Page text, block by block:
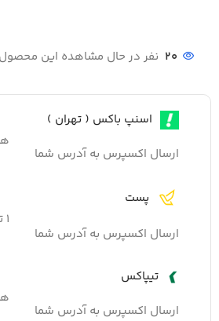
20 نفر در حال مشاهده این
اسنپ باکس ( تهران )
ارسال اکسپرس به آدرس شما
پست
ارسال اکسپرس به آدرس شما
۱ تا ۵ روز
تیپاکس
ارسال اکسپرس به آدرس شما